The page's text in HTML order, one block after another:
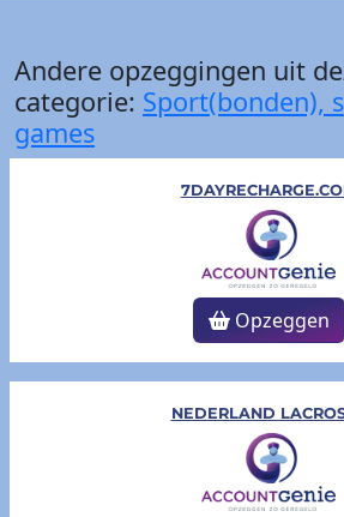
Andere opzeggingen uit
categorie: Sport(bonden),
games
Opzeggen
NEDERLAND